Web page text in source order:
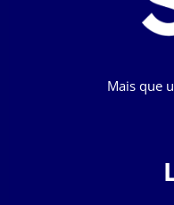
Mais que